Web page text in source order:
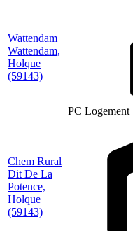
Wattendam
Wattendam,
Holque
(59143)
PC Logement
Chem Rural
Dit De La
Potence,
Holque
(59143)